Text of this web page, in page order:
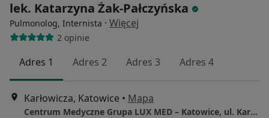
lek. Katarzyna Żak-Pałczyńska
Pulmonolog, Internista · Więcej
2 opinie
Adres 1 Adres 2 Adres 3 Adres 4
Karłowicza, Katowice • Mapa
Centrum Medyczne Grupa LUX MED – Katowice, ul. Karłowicza 11